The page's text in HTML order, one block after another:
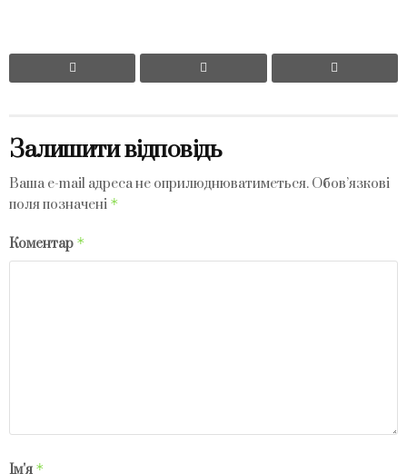
Залишити відповідь
Ваша e-mail адреса не оприлюднюватиметься. Обов’язкові
поля позначені *
Коментар *
Ім'я *